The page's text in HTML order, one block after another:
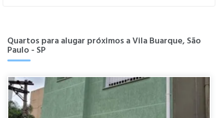
Quartos para alugar próximos a Vila Buarque, São
Paulo - SP